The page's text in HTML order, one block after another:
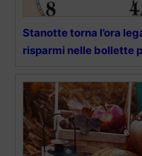
Stanotte torna l’ora
risparmi nelle bollette